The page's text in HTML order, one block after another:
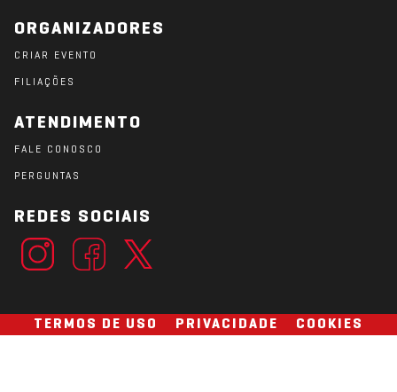
ORGANIZADORES
CRIAR EVENTO
FILIAÇÕES
ATENDIMENTO
FALE CONOSCO
PERGUNTAS
REDES SOCIAIS
TERMOS DE USO PRIVACIDADE COOKIES